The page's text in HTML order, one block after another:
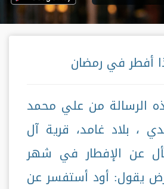
أفطر في رمضان
الرسالة من علي محمد
، بلاد غامد، قرية آل
عن الإفطار في شهر
يقول: أود أستفسر عن